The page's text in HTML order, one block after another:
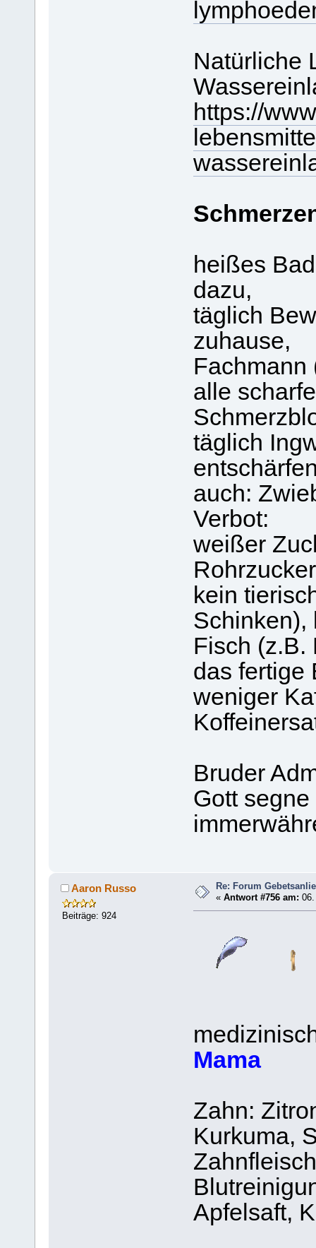
Natürliche
https://
heißes
dazu,
täglich
zuhause,
Fachmann
alle
täglich
auch:
Verbot:
weißer
kein
Schinken),
Fisch (z.B.
das fertige
weniger
Bruder
Gott
Aaron Russo
Beiträge: 924
Re: Forum
«Antwort #756 am:
Mama
Zahn:
Kurkuma,
Apfelsaft,